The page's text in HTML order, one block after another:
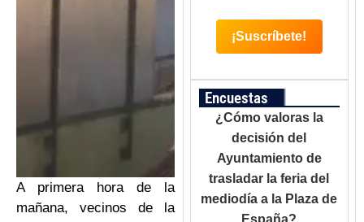
A primera hora de la
mañana, vecinos de la
Encuestas
¿Cómo valoras la
decisión del
Ayuntamiento de
trasladar la feria del
mediodía a la Plaza de